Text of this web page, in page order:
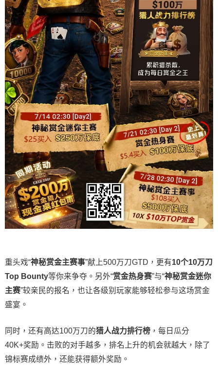
重头戏“神秘赏金主赛事”献上500万刀GTD，更有10个10万刀
Top Bounty等你来争夺。另外“赏金热身赛”与“神秘赏金迷你
主赛”较亲民的报名，也让各级别玩家能够轻松参与这场赏金
盛宴。
同时，还有高达100万刀的猎人战力排行榜 ，每日瓜分
40K+奖励。击败的对手越多，排名上升的机会就越大，除了
锦标赛成绩外，还能获得额外奖励。